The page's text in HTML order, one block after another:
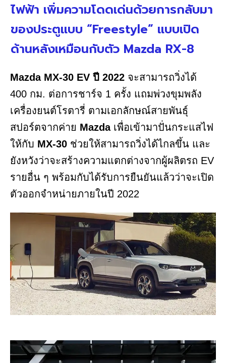
ไฟฟ้า เพิ่มความโดดเด่นด้วยการกลับมา
ของประตูแบบ “Freestyle” แบบเปิด
ด้านหลังเหมือนกับตัว Mazda RX-8
Mazda MX-30 EV ปี 2022 จะสามารถวิ่งได้
400 กม. ต่อการชาร์จ 1 ครั้ง แถมพ่วงขุมพลัง
เครื่องยนต์โรตารี่ ตามเอกลักษณ์สายพันธุ์
สปอร์ตจากค่าย Mazda เพื่อเข้ามาปั่นกระแสไฟ
ให้กับ MX-30 ช่วยให้สามารถวิ่งได้ไกลขึ้น และ
ยังหวังว่าจะสร้างความแตกต่างจากผู้ผลิตรถ EV
รายอื่น ๆ พร้อมกับได้รับการยืนยันแล้วว่าจะเปิด
ตัวออกจำหน่ายภายในปี 2022